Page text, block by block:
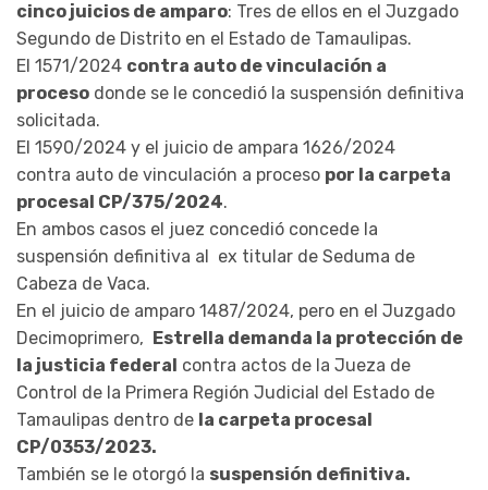
cinco juicios de amparo: Tres de ellos en el Juzgado
Segundo de Distrito en el Estado de Tamaulipas.
El 1571/2024 contra auto de vinculación a
proceso donde se le concedió la suspensión definitiva
solicitada.
El 1590/2024 y el juicio de ampara 1626/2024
contra auto de vinculación a proceso por la carpeta
procesal CP/375/2024.
En ambos casos el juez concedió concede la
suspensión definitiva al ex titular de Seduma de
Cabeza de Vaca.
En el juicio de amparo 1487/2024, pero en el Juzgado
Decimoprimero,
Estrella demanda la protección de
la justicia federal contra actos de la Jueza de
Control de la Primera Región Judicial del Estado de
Tamaulipas dentro de la carpeta procesal
CP/0353/2023.
También se le otorgó la suspensión definitiva.